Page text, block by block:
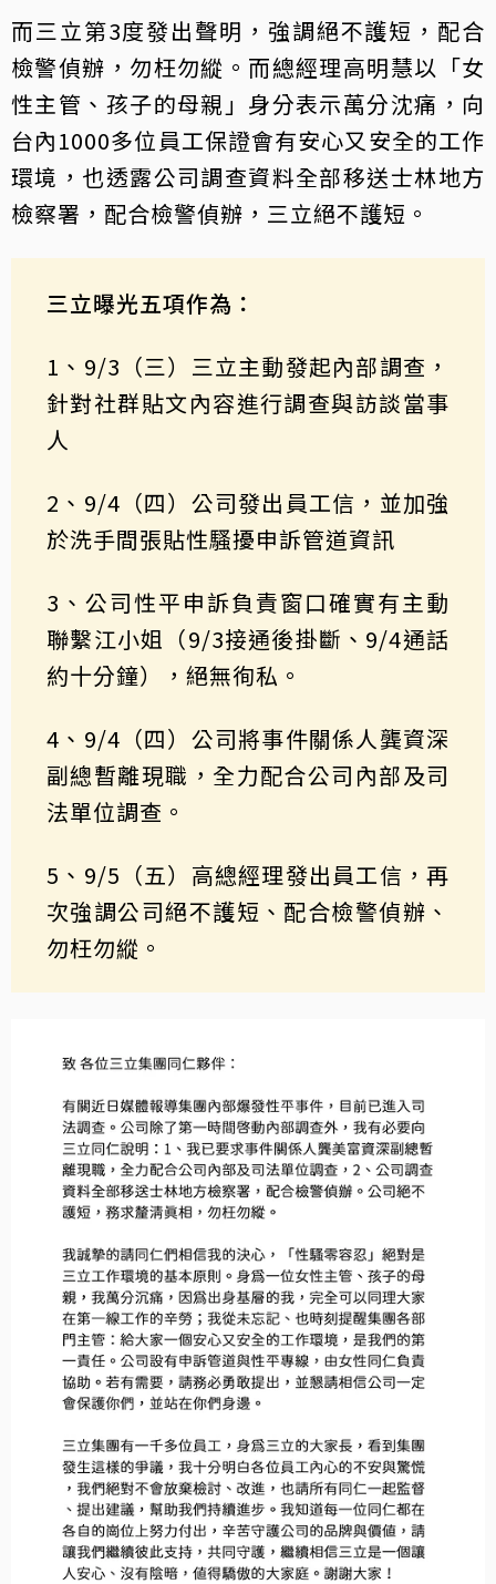
而三立第3度發出聲明，強調絕不護短，配合
檢警偵辦，勿枉勿縱。而總經理高明慧以「女
性主管、孩子的母親」身分表示萬分沈痛，向
台內1000多位員工保證會有安心又安全的工作
環境，也透露公司調查資料全部移送士林地方
檢察署，配合檢警偵辦，三立絕不護短。
三立曝光五項作為：
1、9/3（三）三立主動發起內部調查，
針對社群貼文內容進行調查與訪談當事
人
2、9/4（四）公司發出員工信，並加強
於洗手間張貼性騷擾申訴管道資訊
3、公司性平申訴負責窗口確實有主動
聯繫江小姐（9/3接通後掛斷、9/4通話
約十分鐘），絕無徇私。
4、9/4（四）公司將事件關係人龔資深
副總暫離現職，全力配合公司內部及司
法單位調查。
5、9/5（五）高總經理發出員工信，再
次強調公司絕不護短、配合檢警偵辦、
勿枉勿縱。